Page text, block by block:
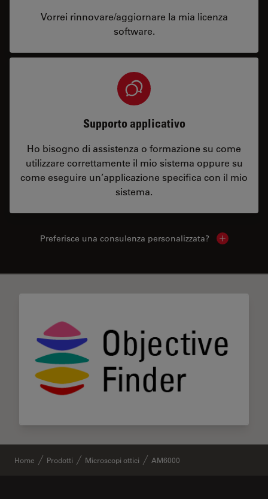
Vorrei rinnovare/aggiornare la mia licenza
software.
Supporto applicativo
Ho bisogno di assistenza o formazione su come
utilizzare correttamente il mio sistema oppure su
come eseguire un’applicazione specifica con il mio
sistema.
Preferisce una consulenza personalizzata? Show local
Home Prodotti Microscopi ottici AM6000